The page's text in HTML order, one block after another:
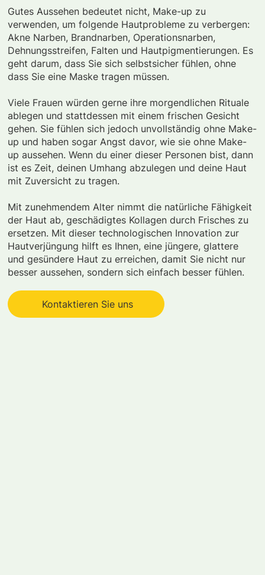
Gutes Aussehen bedeutet nicht, Make-up zu
verwenden, um folgende Hautprobleme zu verbergen:
Akne Narben, Brandnarben, Operationsnarben,
Dehnungsstreifen, Falten und Hautpigmentierungen. Es
geht darum, dass Sie sich selbstsicher fühlen, ohne
dass Sie eine Maske tragen müssen.
Viele Frauen würden gerne ihre morgendlichen Rituale
ablegen und stattdessen mit einem frischen Gesicht
gehen. Sie fühlen sich jedoch unvollständig ohne Make-
up und haben sogar Angst davor, wie sie ohne Make-
up aussehen. Wenn du einer dieser Personen bist, dann
ist es Zeit, deinen Umhang abzulegen und deine Haut
mit Zuversicht zu tragen.
Mit zunehmendem Alter nimmt die natürliche Fähigkeit
der Haut ab, geschädigtes Kollagen durch Frisches zu
ersetzen. Mit dieser technologischen Innovation zur
Hautverjüngung hilft es Ihnen, eine jüngere, glattere
und gesündere Haut zu erreichen, damit Sie nicht nur
besser aussehen, sondern sich einfach besser fühlen.
Kontaktieren Sie uns